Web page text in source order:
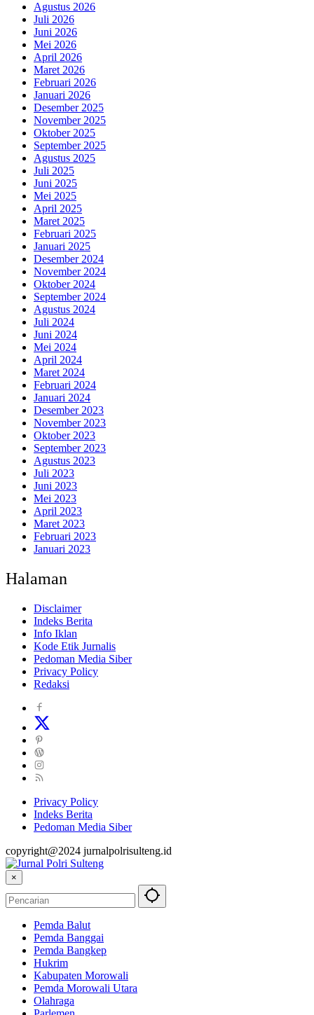
Agustus 2026
Juli 2026
Juni 2026
Mei 2026
April 2026
Maret 2026
Februari 2026
Januari 2026
Desember 2025
November 2025
Oktober 2025
September 2025
Agustus 2025
Juli 2025
Juni 2025
Mei 2025
April 2025
Maret 2025
Februari 2025
Januari 2025
Desember 2024
November 2024
Oktober 2024
September 2024
Agustus 2024
Juli 2024
Juni 2024
Mei 2024
April 2024
Maret 2024
Februari 2024
Januari 2024
Desember 2023
November 2023
Oktober 2023
September 2023
Agustus 2023
Juli 2023
Juni 2023
Mei 2023
April 2023
Maret 2023
Februari 2023
Januari 2023
Halaman
Disclaimer
Indeks Berita
Info Iklan
Kode Etik Jurnalis
Pedoman Media Siber
Privacy Policy
Redaksi
Privacy Policy
Indeks Berita
Pedoman Media Siber
copyright@2024 jurnalpolrisulteng.id
×
Pemda Balut
Pemda Banggai
Pemda Bangkep
Hukrim
Kabupaten Morowali
Pemda Morowali Utara
Olahraga